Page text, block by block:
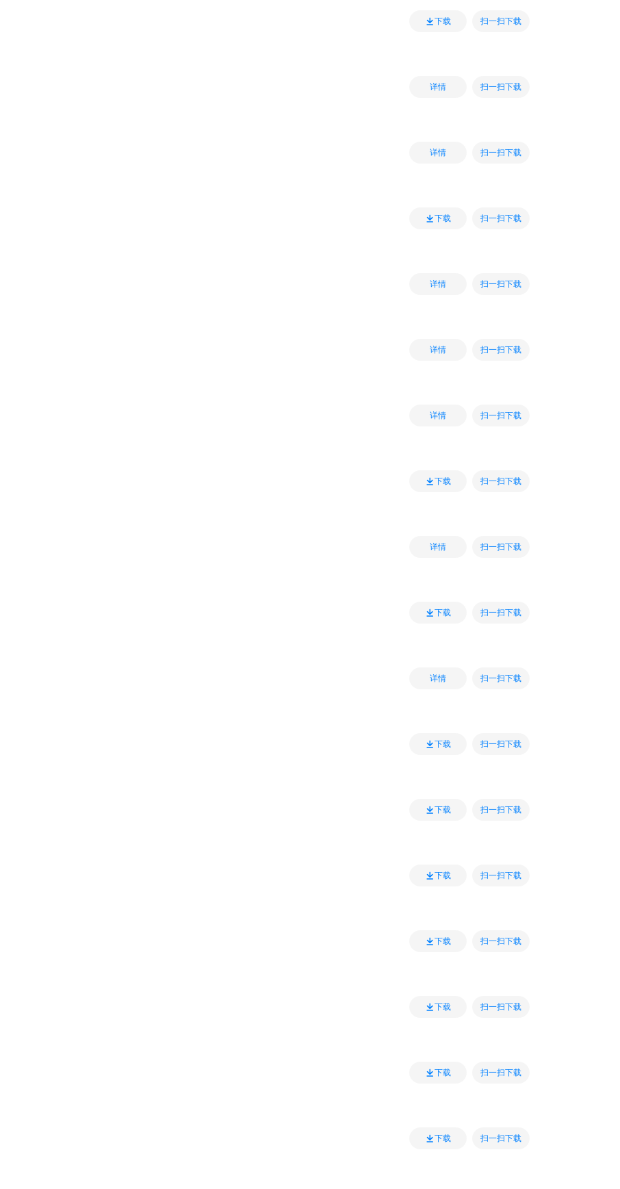
下载 扫一扫下载
详情 扫一扫下载
详情 扫一扫下载
下载 扫一扫下载
详情 扫一扫下载
详情 扫一扫下载
详情 扫一扫下载
下载 扫一扫下载
详情 扫一扫下载
下载 扫一扫下载
详情 扫一扫下载
下载 扫一扫下载
下载 扫一扫下载
下载 扫一扫下载
下载 扫一扫下载
下载 扫一扫下载
下载 扫一扫下载
下载 扫一扫下载